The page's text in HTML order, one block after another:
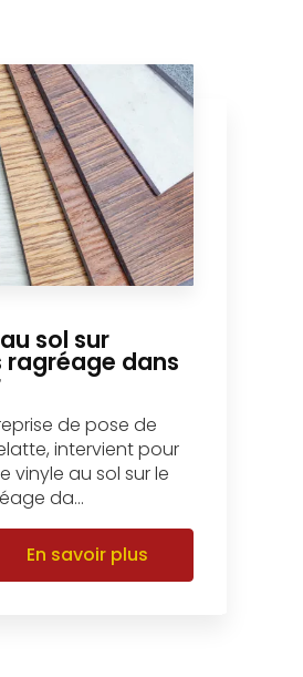
sol sur
dans
de pose de
intervient pour
vinyle au sol sur le
da...
En savoir plus